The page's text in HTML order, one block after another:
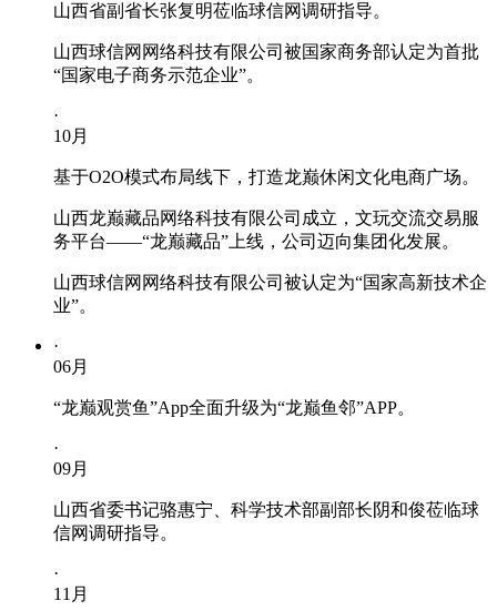
山西省副省长张复明莅临球信网调研指导。
山西球信网网络科技有限公司被国家商务部认定为首批
“国家电子商务示范企业”。
·
10月
基于O2O模式布局线下，打造龙巅休闲文化电商广场。
山西龙巅藏品网络科技有限公司成立，文玩交流交易服
务平台——“龙巅藏品”上线，公司迈向集团化发展。
山西球信网网络科技有限公司被认定为“国家高新技术企
业”。
·
06月
“龙巅观赏鱼”App全面升级为“龙巅鱼邻”APP。
·
09月
山西省委书记骆惠宁、科学技术部副部长阴和俊莅临球
信网调研指导。
·
11 月